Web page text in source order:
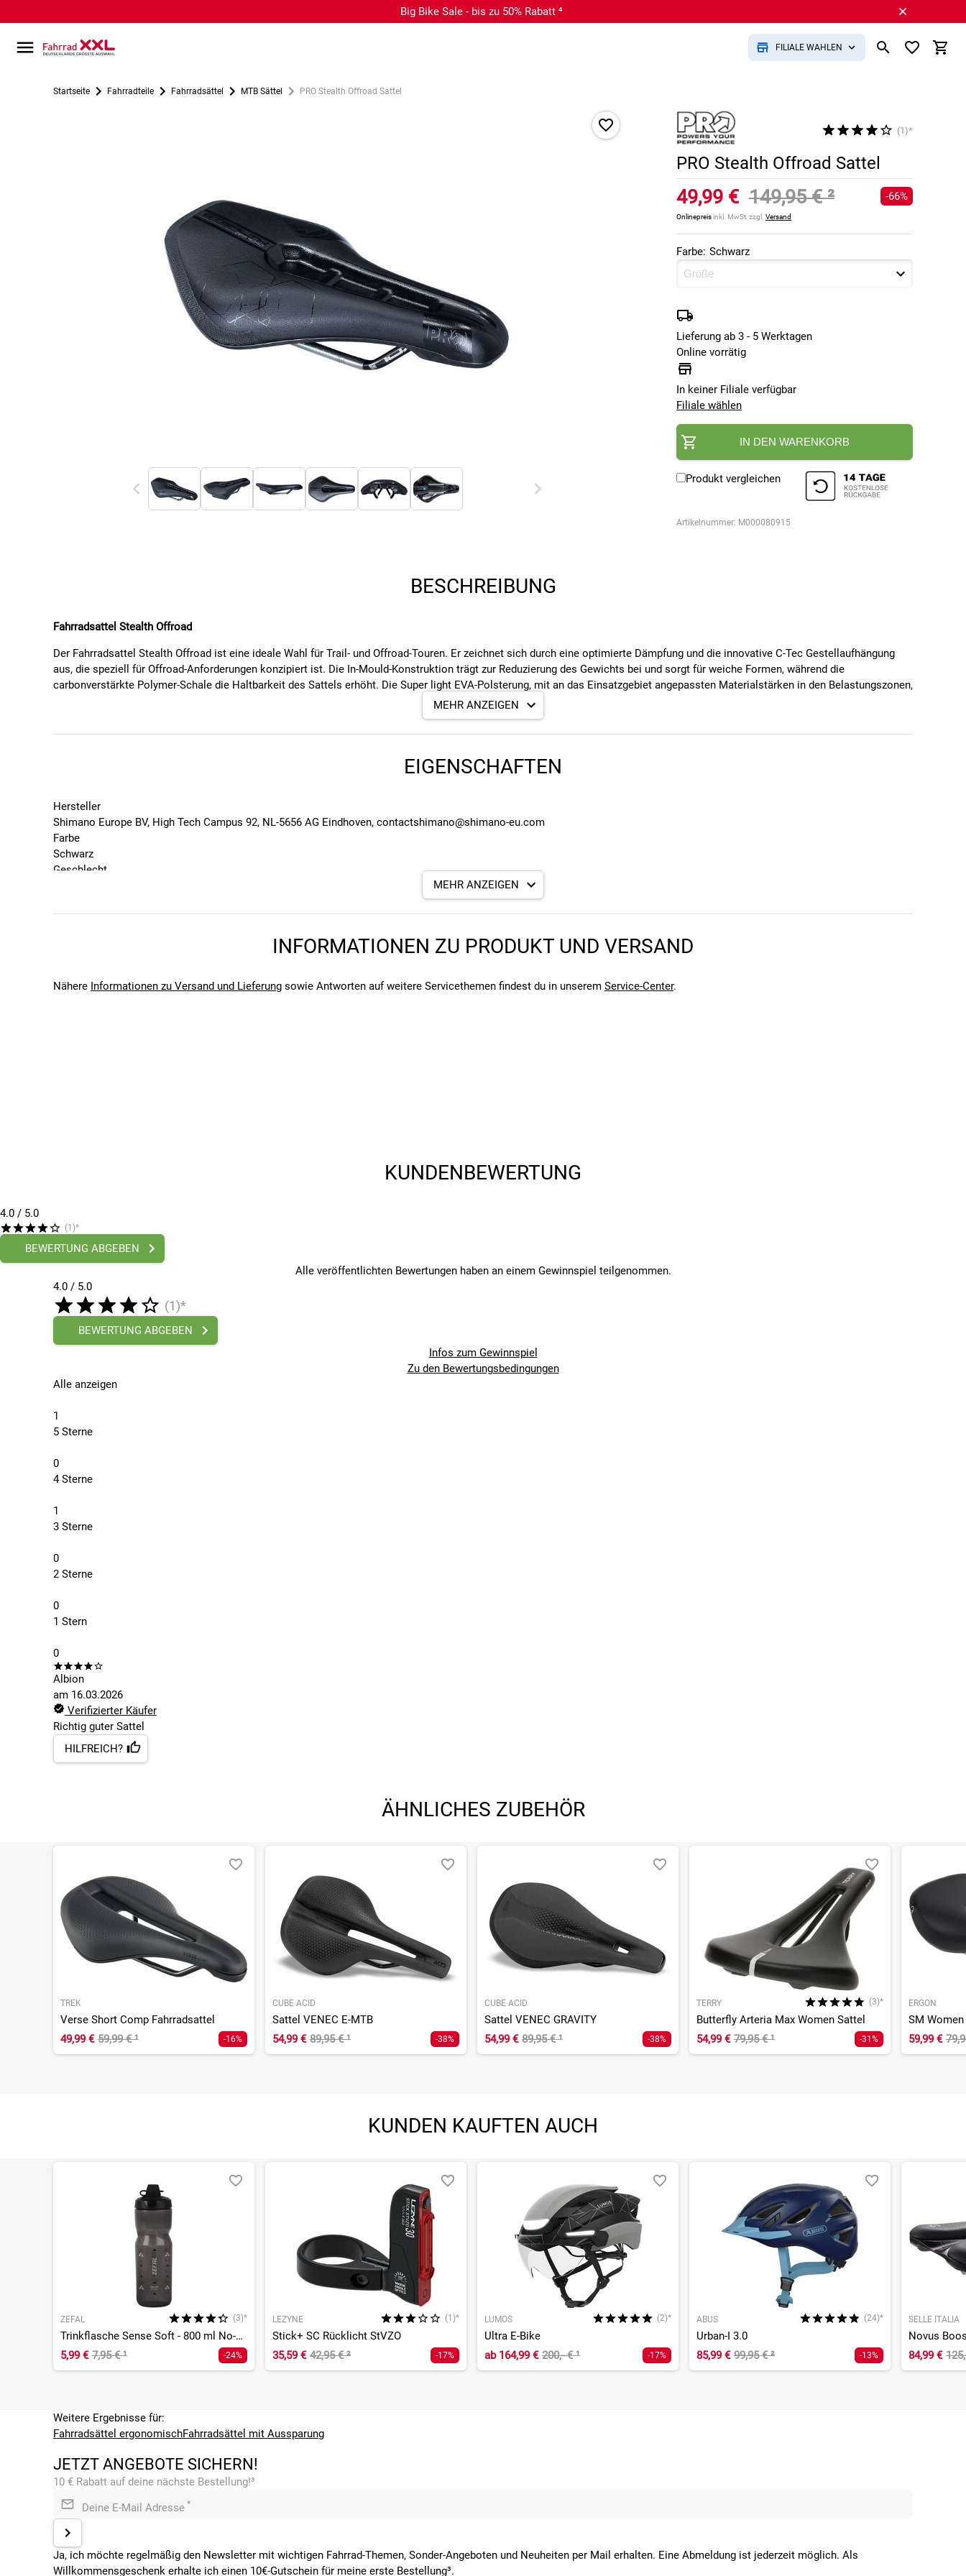
Big Bike Sale - bis zu 50% Rabatt ⁴
FILIALE WÄHLEN
Startseite Fahrradteile Fahrradsättel MTB Sättel PRO Stealth Offroad Sattel
(1)*
PRO Stealth Offroad Sattel
49,99 € 149,95 €²
Onlinepreisinkl. MwSt, zzgl.Versand
-66%
Farbe: Schwarz
Lieferung ab 3 - 5 Werktagen
Online vorrätig
In keiner Filiale verfügbar
Filiale wählen
IN DEN WARENKORB
Produkt vergleichen
Artikelnummer: M000080915
BESCHREIBUNG
Fahrradsattel Stealth Offroad
Der Fahrradsattel Stealth Offroad ist eine ideale Wahl für Trail- und Offroad-Touren. Er zeichnet sich durch eine optimierte Dämpfung und die innovative C-Tec Gestellaufhängung
aus, die speziell für Offroad-Anforderungen konzipiert ist. Die In-Mould-Konstruktion trägt zur Reduzierung des Gewichts bei und sorgt für weiche Formen, während die
carbonverstärkte Polymer-Schale die Haltbarkeit des Sattels erhöht. Die Super light EVA-Polsterung, mit an das Einsatzgebiet angepassten Materialstärken in den Belastungszonen,
bietet zusätzlichen Komfort und Leistungsfähigkeit. Dieser Sattel, der Teil des PRO Sattelauswahl-Programms ist, bietet eine hervorragende Mischung aus Sportlichkeit und
Einsatzbereich: MTB/Gravel/Road
Polsterung: Super light EVA-Polsterung
Bezug: PU
Ausführung: Standard
Sportlich-komfortabel - Damen/Herren - Schwarz - 195 g - 255 x 142 mm
MEHR ANZEIGEN
EIGENSCHAFTEN
Hersteller
Shimano Europe BV, High Tech Campus 92, NL-5656 AG Eindhoven, contactshimano@shimano-eu.com
Farbe
Schwarz
Geschlecht
PRO
Bitte beachte, dass es zu Abweichungen zwischen den angegebenen- und den verbauten Komponenten bei Fahrrädern kommen kann. Einen Fehler gefunden?
MEHR ANZEIGEN
INFORMATIONEN ZU PRODUKT UND VERSAND
Nähere Informationen zu Versand und Lieferungsowie Antworten auf weitere Servicethemen findest du in unserem Service-Center.
KUNDENBEWERTUNG
4.0 / 5.0
(1)*
BEWERTUNG ABGEBEN
Alle veröffentlichten Bewertungen haben an einem Gewinnspiel teilgenommen.
4.0 / 5.0
(1)*
BEWERTUNG ABGEBEN
Infos zum Gewinnspiel
Zu den Bewertungsbedingungen
Alle anzeigen
1
5 Sterne
0
4 Sterne
1
3 Sterne
0
2 Sterne
0
1 Stern
0
Albion
am 16.03.2026
Verifizierter Käufer
Richtig guter Sattel
HILFREICH?
ÄHNLICHES ZUBEHÖR
TREK
Verse Short Comp Fahrradsattel
49,99 € 59,99 €¹ -16%
CUBE ACID
Sattel VENEC E-MTB
54,99 € 89,95 €¹ -38%
CUBE ACID
Sattel VENEC GRAVITY
54,99 € 89,95 €¹ -38%
TERRY (3)*
Butterfly Arteria Max Women Sattel
54,99 € 79,95 €¹ -31%
ERGON
SM
59,99 €
KUNDEN KAUFTEN AUCH
ZEFAL (3)*
Trinkflasche Sense Soft - 800 ml No-Mud
5,99 € 7,95 €¹ -24%
LEZYNE (1)*
Stick+ SC Rücklicht StVZO
35,59 € 42,95 €² -17%
LUMOS (2)*
Ultra E-Bike
ab164,99 € 200,- €¹ -17%
ABUS (24)*
Urban-I 3.0
85,99 € 99,95 €² -13%
SELLE ITALIA
84,99 €
Weitere Ergebnisse für:
Fahrradsättel ergonomischFahrradsättel mit Aussparung
JETZT ANGEBOTE SICHERN!
10 € Rabatt auf deine nächste Bestellung!³
Deine E-Mail Adresse *
Ja, ich möchte regelmäßig den Newsletter mit wichtigen Fahrrad-Themen, Sonder-Angeboten und Neuheiten per Mail erhalten. Eine Abmeldung ist jederzeit möglich. Als
Willkommensgeschenk erhalte ich einen 10€-Gutschein für meine erste Bestellung³.